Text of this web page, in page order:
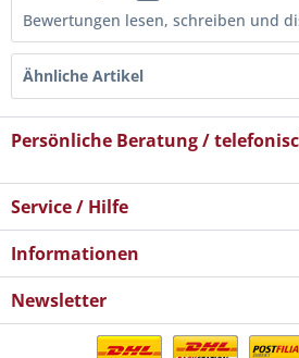
Bewertungen lesen, schreiben und
Ähnliche Artikel
Persönliche Beratung /
Service / Hilfe
Informationen
Newsletter